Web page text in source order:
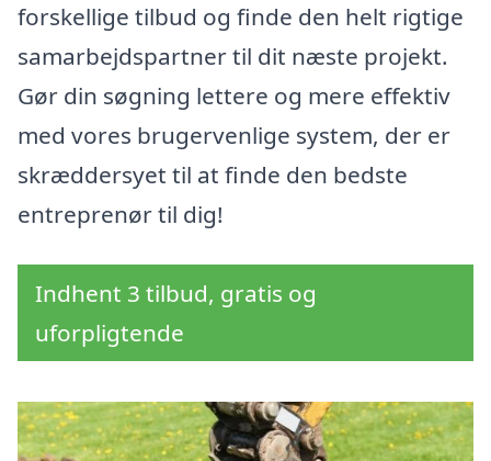
forskellige tilbud og finde den helt rigtige
samarbejdspartner til dit næste projekt.
Gør din søgning lettere og mere effektiv
med vores brugervenlige system, der er
skræddersyet til at finde den bedste
entreprenør til dig!
Indhent 3 tilbud, gratis og
uforpligtende